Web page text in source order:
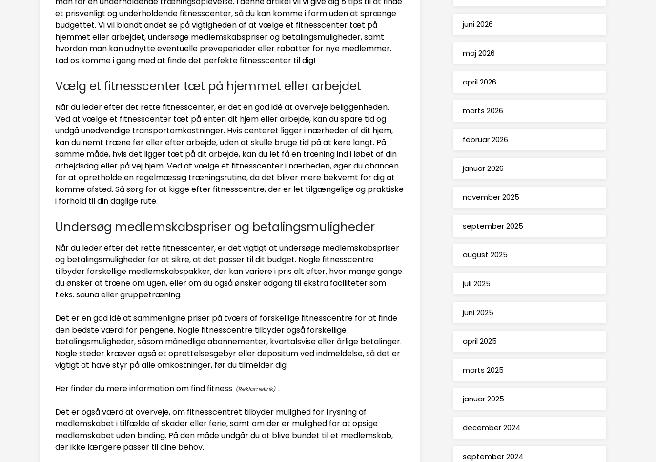
et prisvenligt og underholdende fitnesscenter, så du kan komme i form uden at sprænge
budgettet. Vi vil blandt andet se på vigtigheden af at vælge et fitnesscenter tæt på
hjemmet eller arbejdet, undersøge medlemskabspriser og betalingsmuligheder, samt
hvordan man kan udnytte eventuelle prøveperioder eller rabatter for nye medlemmer.
Lad os komme i gang med at finde det perfekte fitnesscenter til dig!
Vælg et fitnesscenter tæt på hjemmet eller arbejdet
Når du leder efter det rette fitnesscenter, er det en god idé at overveje beliggenheden.
Ved at vælge et fitnesscenter tæt på enten dit hjem eller arbejde, kan du spare tid og
undgå unødvendige transportomkostninger. Hvis centeret ligger i nærheden af dit hjem,
kan du nemt træne før eller efter arbejde, uden at skulle bruge tid på at køre langt. På
samme måde, hvis det ligger tæt på dit arbejde, kan du let få en træning ind i løbet af din
arbejdsdag eller på vej hjem. Ved at vælge et fitnesscenter i nærheden, øger du chancen
for at opretholde en regelmæssig træningsrutine, da det bliver mere bekvemt for dig at
komme afsted. Så sørg for at kigge efter fitnesscentre, der er let tilgængelige og praktiske
i forhold til din daglige rute.
Undersøg medlemskabspriser og betalingsmuligheder
Når du leder efter det rette fitnesscenter, er det vigtigt at undersøge medlemskabspriser
og betalingsmuligheder for at sikre, at det passer til dit budget. Nogle fitnesscentre
tilbyder forskellige medlemskabspakker, der kan variere i pris alt efter, hvor mange gange
du ønsker at træne om ugen, eller om du også ønsker adgang til ekstra faciliteter som
f.eks. sauna eller gruppetræning.
Det er en god idé at sammenligne priser på tværs af forskellige fitnesscentre for at finde
den bedste værdi for pengene. Nogle fitnesscentre tilbyder også forskellige
betalingsmuligheder, såsom månedlige abonnementer, kvartalsvise eller årlige betalinger.
Nogle steder kræver også et oprettelsesgebyr eller depositum ved indmeldelse, så det er
vigtigt at have styr på alle omkostninger, før du tilmelder dig.
Her finder du mere information om find fitness .
Det er også værd at overveje, om fitnesscentret tilbyder mulighed for frysning af
medlemskabet i tilfælde af skader eller ferie, samt om der er mulighed for at opsige
medlemskabet uden binding. På den måde undgår du at blive bundet til et medlemskab,
der ikke længere passer til dine behov.
juni 2026
maj 2026
april 2026
marts 2026
februar 2026
januar 2026
november 2025
september 2025
august 2025
juli 2025
juni 2025
april 2025
marts 2025
januar 2025
december 2024
september 2024